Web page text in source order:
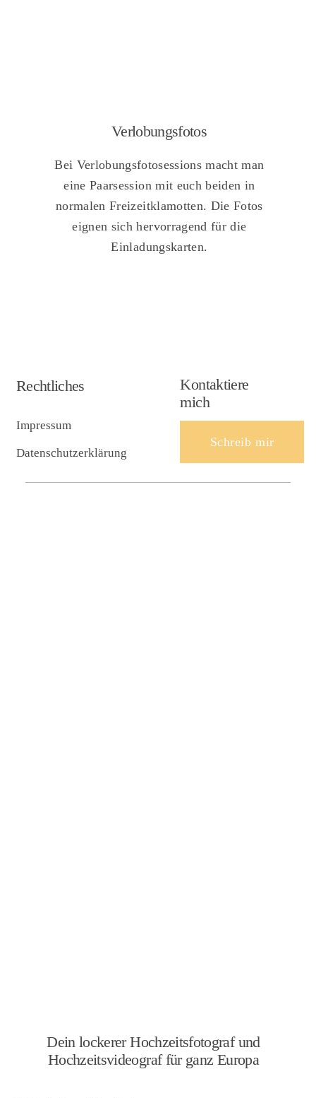
Verlobungsfotos
Bei Verlobungsfotosessions macht man
eine Paarsession mit euch beiden in
normalen Freizeitklamotten. Die Fotos
eignen sich hervorragend für die
Einladungskarten.
Rechtliches
Kontaktiere
mich
Dein lockerer Hochzeitsfotograf und
Hochzeitsvideograf für ganz Europa
Impressum
Schreib mir
Datenschutzerklärung